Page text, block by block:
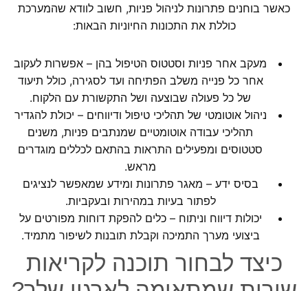
כאשר בוחנים פתרונות לניהול פניות, חשוב לוודא שהמערכת
כוללת את התכונות החיוניות הבאות:
מעקב אחר פניות וסטטוס הטיפול בהן – אפשרות לעקוב
אחר כל פנייה משלב הפתיחה ועד לסגירה, כולל תיעוד
של כל פעולה שבוצעה ושל התקשורת עם הלקוח.
ניהול אוטומטי של תהליכי טיפול ודיווחים – יכולת להגדיר
תהליכי עבודה אוטומטיים שמנתבים פניות, משנים
סטטוסים ומפעילים התראות בהתאם לכללים מוגדרים
מראש.
בסיס ידע – מאגר פתרונות ומידע שמאפשר לנציגים
לפתור בעיות במהירות ובעקביות.
יכולות דיווח וניתוח – כלים להפקת דוחות מפורטים על
ביצועי מערך התמיכה וקבלת תובנות לשיפור מתמיד.
כיצד לבחור תוכנה לקריאות